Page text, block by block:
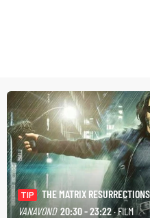
TIP
THE MATRIX RESURRECTIONS
VANAVOND 20:30 - 23:22· FILM